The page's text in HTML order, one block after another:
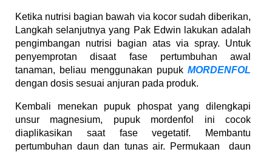
Ketika nutrisi bagian bawah via kocor sudah diberikan,
Langkah selanjutnya yang Pak Edwin lakukan adalah
pengimbangan nutrisi bagian atas via spray. Untuk
penyemprotan disaat fase pertumbuhan awal
tanaman, beliau menggunakan pupuk MORDENFOL
dengan dosis sesuai anjuran pada produk.
Kembali menekan pupuk phospat yang dilengkapi
unsur magnesium, pupuk mordenfol ini cocok
diaplikasikan saat fase vegetatif. Membantu
pertumbuhan daun dan tunas air. Permukaan daun